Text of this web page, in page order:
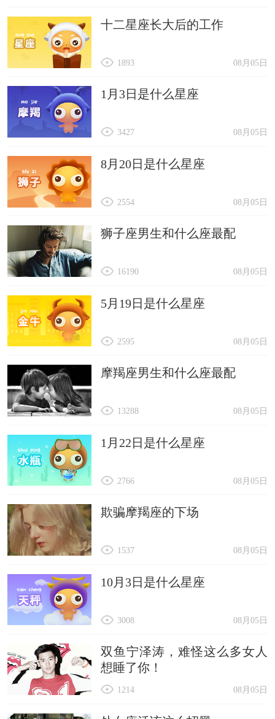
十二星座长大后的工作
08月05日
1893
1月3日是什么星座
08月05日
3427
8月20日是什么星座
08月05日
2554
狮子座男生和什么座最配
08月05日
16190
5月19日是什么星座
08月05日
2595
摩羯座男生和什么座最配
08月05日
13288
1月22日是什么星座
08月05日
2766
欺骗摩羯座的下场
08月05日
1537
10月3日是什么星座
08月05日
3008
双鱼宁泽涛，难怪这么多女人
想睡了你！
08月05日
1214